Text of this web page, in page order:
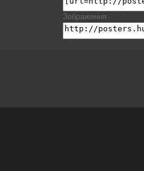
Зображення